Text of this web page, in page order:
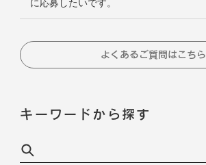
に応募したいです。
よくあるご質問はこちら
キーワードから探す